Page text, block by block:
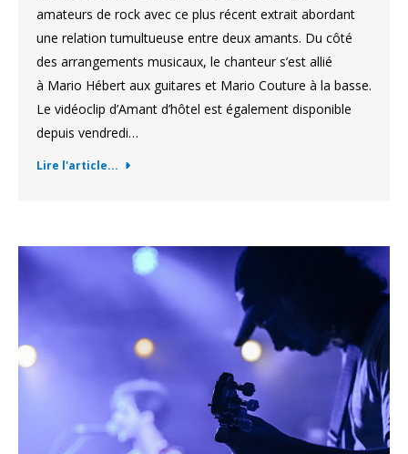
amateurs de rock avec ce plus récent extrait abordant
une relation tumultueuse entre deux amants. Du côté
des arrangements musicaux, le chanteur s’est allié
à Mario Hébert aux guitares et Mario Couture à la basse.
Le vidéoclip d’Amant d’hôtel est également disponible
depuis vendredi…
Lire l'article...